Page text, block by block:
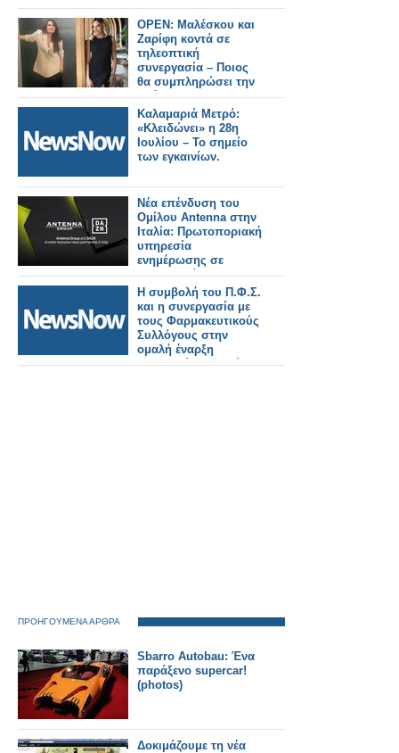
OPEN: Μαλέσκου και
Ζαρίφη κοντά σε
τηλεοπτική
συνεργασία – Ποιος
θα συμπληρώσει την
ομάδα;
Καλαμαριά Μετρό:
«Κλειδώνει» η 28η
Ιουλίου – Το σημείο
των εγκαινίων.
Νέα επένδυση του
Ομίλου Antenna στην
Ιταλία: Πρωτοποριακή
υπηρεσία
ενημέρωσης σε
συνεργασία με τη
DAZΝ
Η συμβολή του Π.Φ.Σ.
και η συνεργασία με
τους Φαρμακευτικούς
Συλλόγους στην
ομαλή έναρξη
λειτουργίας της νέας
ΠΡΟΗΓΟΥΜΕΝΑ ΑΡΘΡΑ
Sbarro Autobau: Ένα
παράξενο supercar!
(photos)
Δοκιμάζουμε τη νέα